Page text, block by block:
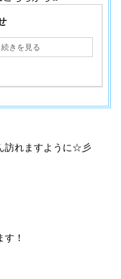
続きを見る
訪れますように☆彡
！